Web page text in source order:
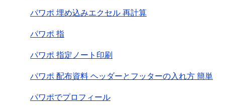
パワポ 埋め込みエクセル 再計算
パワポ 指
パワポ 指定ノート印刷
パワポ 配布資料 ヘッダーとフッターの入れ方 簡単
パワポでプロフィール